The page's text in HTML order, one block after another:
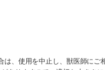
、使用を中止し、獣医師にご